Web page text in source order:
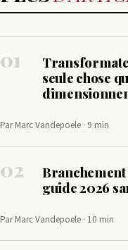
01
seule chose
Par Marc Vandepoele · 9 min
02
guide 2026
Par Marc Vandepoele · 10 min